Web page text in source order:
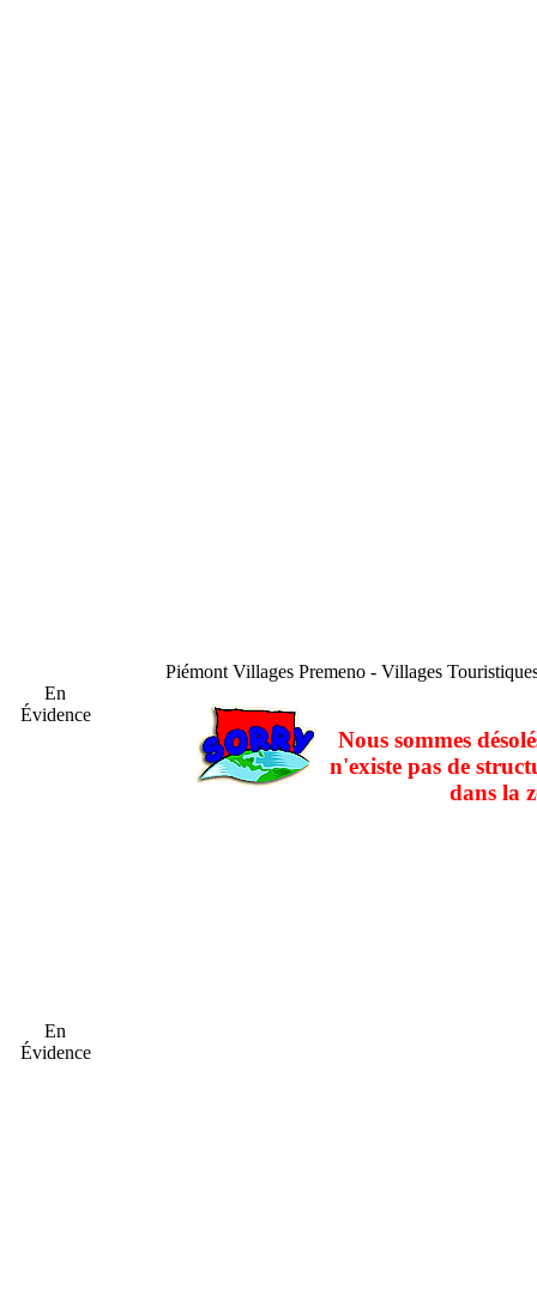
En
Évidence
En
Évidence
Piémont Villages Premeno - Villages
Nous sommes
n'existe pas de
dans la